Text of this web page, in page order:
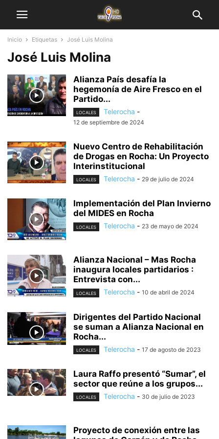
Inicio Etiquetas José Luis Molina
José Luis Molina
Alianza País desafía la
hegemonía de Aire Fresco en el
Partido...
LOCALES Telerocha -
12 de septiembre de 2024
Nuevo Centro de Rehabilitación
de Drogas en Rocha: Un Proyecto
Interinstitucional
LOCALES Telerocha - 29 de julio de 2024
Implementación del Plan Invierno
del MIDES en Rocha
LOCALES Telerocha - 23 de mayo de 2024
Alianza Nacional – Mas Rocha
inaugura locales partidarios :
Entrevista con...
LOCALES Telerocha - 10 de abril de 2024
Dirigentes del Partido Nacional
se suman a Alianza Nacional en
Rocha...
LOCALES Telerocha - 17 de agosto de 2023
Laura Raffo presentó “Sumar”, el
sector que reúne a los grupos...
LOCALES Telerocha - 30 de julio de 2023
Proyecto de conexión entre las